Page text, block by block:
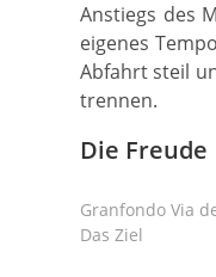
Anstiegs des
eigenes
Abfahrt steil
trennen.
Die Freude
Granfondo Via
Das Ziel